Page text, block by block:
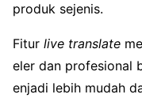
produk sejenis.
Fitur live translate
eler dan profesional
enjadi lebih mudah